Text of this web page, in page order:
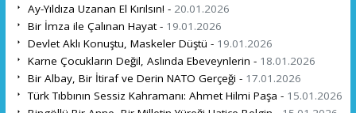
Ay-Yıldıza Uzanan El Kırılsın! - 20.01.2026
Bir İmza ile Çalınan Hayat - 19.01.2026
Devlet Aklı Konuştu, Maskeler Düştü - 19.01.2026
Karne Çocukların Değil, Aslında Ebeveynlerin - 18.01.2026
Bir Albay, Bir İtiraf ve Derin NATO Gerçeği - 17.01.2026
Türk Tıbbının Sessiz Kahramanı: Ahmet Hilmi Paşa - 15.01.2026